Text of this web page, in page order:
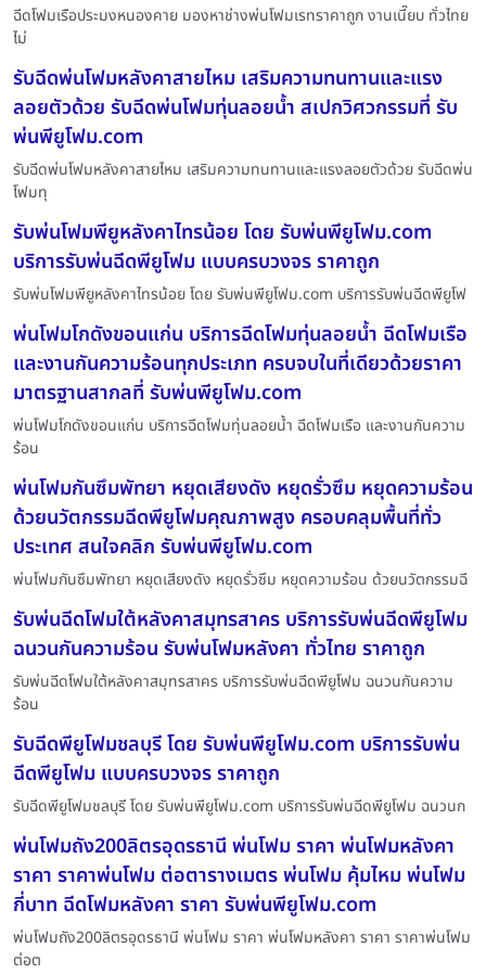
ฉีดโฟมเรือประมงหนองคาย มองหาช่างพ่นโฟมเรทราคาถูก งานเนี๊ยบ ทั่วไทย
ไม่
รับฉีดพ่นโฟมหลังคาสายไหม เสริมความทนทานและแรง
ลอยตัวด้วย รับฉีดพ่นโฟมทุ่นลอยน้ำ สเปกวิศวกรรมที่ รับ
พ่นพียูโฟม.com
รับฉีดพ่นโฟมหลังคาสายไหม เสริมความทนทานและแรงลอยตัวด้วย รับฉีดพ่น
โฟมทุ
รับพ่นโฟมพียูหลังคาไทรน้อย โดย รับพ่นพียูโฟม.com
บริการรับพ่นฉีดพียูโฟม แบบครบวงจร ราคาถูก
รับพ่นโฟมพียูหลังคาไทรน้อย โดย รับพ่นพียูโฟม.com บริการรับพ่นฉีดพียูโฟ
พ่นโฟมโกดังขอนแก่น บริการฉีดโฟมทุ่นลอยน้ำ ฉีดโฟมเรือ
และงานกันความร้อนทุกประเภท ครบจบในที่เดียวด้วยราคา
มาตรฐานสากลที่ รับพ่นพียูโฟม.com
พ่นโฟมโกดังขอนแก่น บริการฉีดโฟมทุ่นลอยน้ำ ฉีดโฟมเรือ และงานกันความ
ร้อน
พ่นโฟมกันซึมพัทยา หยุดเสียงดัง หยุดรั่วซึม หยุดความร้อน
ด้วยนวัตกรรมฉีดพียูโฟมคุณภาพสูง ครอบคลุมพื้นที่ทั่ว
ประเทศ สนใจคลิก รับพ่นพียูโฟม.com
พ่นโฟมกันซึมพัทยา หยุดเสียงดัง หยุดรั่วซึม หยุดความร้อน ด้วยนวัตกรรมฉี
รับพ่นฉีดโฟมใต้หลังคาสมุทรสาคร บริการรับพ่นฉีดพียูโฟม
ฉนวนกันความร้อน รับพ่นโฟมหลังคา ทั่วไทย ราคาถูก
รับพ่นฉีดโฟมใต้หลังคาสมุทรสาคร บริการรับพ่นฉีดพียูโฟม ฉนวนกันความ
ร้อน
รับฉีดพียูโฟมชลบุรี โดย รับพ่นพียูโฟม.com บริการรับพ่น
ฉีดพียูโฟม แบบครบวงจร ราคาถูก
รับฉีดพียูโฟมชลบุรี โดย รับพ่นพียูโฟม.com บริการรับพ่นฉีดพียูโฟม ฉนวนก
พ่นโฟมถัง200ลิตรอุดรธานี พ่นโฟม ราคา พ่นโฟมหลังคา
ราคา ราคาพ่นโฟม ต่อตารางเมตร พ่นโฟม คุ้มไหม พ่นโฟม
กี่บาท ฉีดโฟมหลังคา ราคา รับพ่นพียูโฟม.com
พ่นโฟมถัง200ลิตรอุดรธานี พ่นโฟม ราคา พ่นโฟมหลังคา ราคา ราคาพ่นโฟม
ต่อต